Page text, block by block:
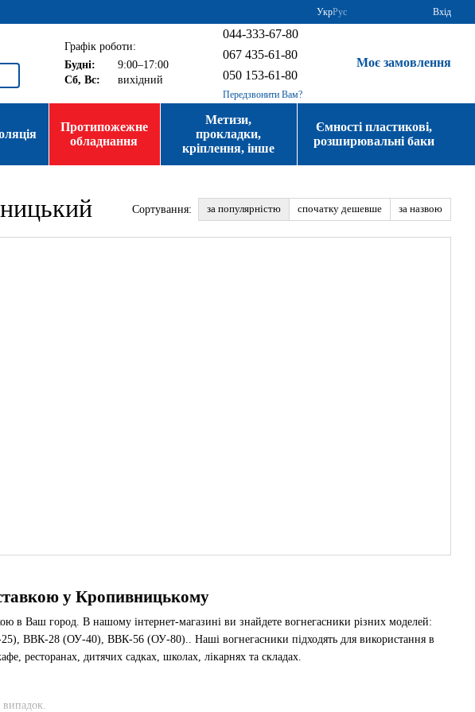
УкрРус Вхід
Графік роботи:
Будні:
9:00–17:00
Сб, Вс:
вихідний
044-333-67-80
067 435-61-80
050 153-61-80
Передзвонити Вам?
Моє замовлення
Протипожежне
обладнання
Метизи,
прокладки,
кріплення, інше
Ємності пластикові,
розширювальні баки
Сортування: за популярністю спочатку дешевше за назвою
у Кропивницькому
в Ваш город. В нашому інтернет-магазині ви знайдете вогнегасники різних моделей:
28 (ОУ-40), ВВК-56 (ОУ-80).. Наші вогнегасники підходять для використання в
ресторанах, дитячих садках, школах, лікарнях та складах.